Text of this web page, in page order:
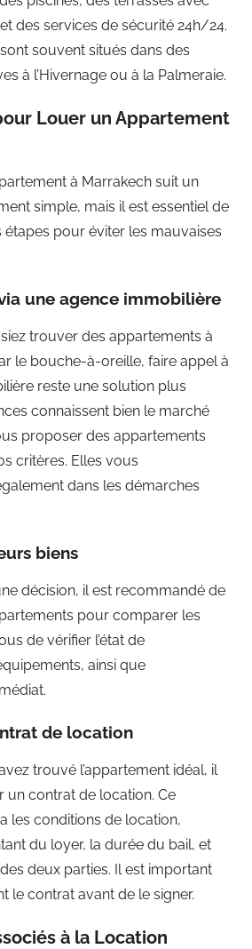
des services de sécurité 24h/24.
souvent situés dans des
à l’Hivernage ou à la Palmeraie.
Louer un Appartement
à Marrakech suit un
simple, mais il est essentiel de
étapes pour éviter les mauvaises
une agence immobilière
trouver des appartements à
le bouche-à-oreille, faire appel à
reste une solution plus
connaissent bien le marché
proposer des appartements
critères. Elles vous
dans les démarches
biens
décision, il est recommandé de
pour comparer les
de vérifier l’état de
ainsi que
de location
trouvé l’appartement idéal, il
un contrat de location. Ce
les conditions de location,
du loyer, la durée du bail, et
deux parties. Il est important
le contrat avant de le signer.
à la Location